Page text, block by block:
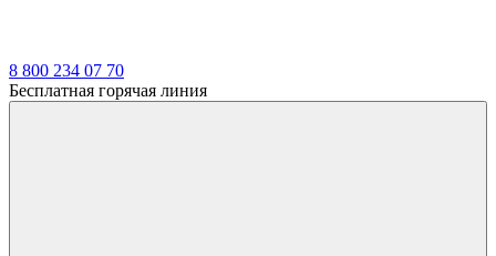
8 800 234 07 70
Бесплатная горячая линия